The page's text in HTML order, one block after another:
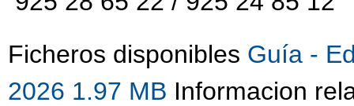
Ficheros disponibles Guía -
2026 1.97 MB Informacion